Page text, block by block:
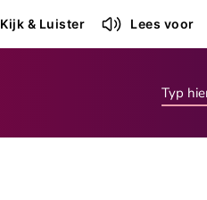
Kijk & Luister Lees voor